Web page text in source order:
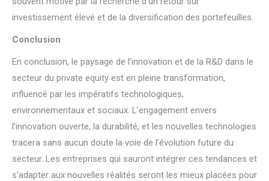
investissement élevé et de la diversification des portefeuilles.
Conclusion
En conclusion, le paysage de l’innovation et de la R&D dans le
secteur du private equity est en pleine transformation,
influencé par les impératifs technologiques,
environnementaux et sociaux. L’engagement envers
l’innovation ouverte, la durabilité, et les nouvelles technologies
tracera sans aucun doute la voie de l’évolution future du
secteur. Les entreprises qui sauront intégrer ces tendances et
s’adapter aux nouvelles réalités seront les mieux placées pour